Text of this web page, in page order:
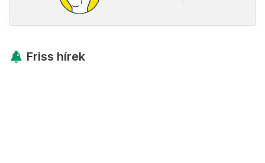
Friss hírek